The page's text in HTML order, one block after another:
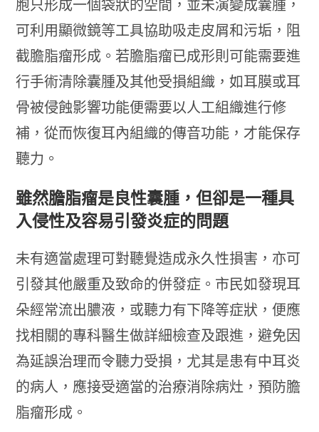
胞只形成一個袋狀的空間，並未演變成囊腫，
可利用顯微鏡等工具協助吸走皮屑和污垢，阻
截膽脂瘤形成。若膽脂瘤已成形則可能需要進
行手術清除囊腫及其他受損組織，如耳膜或耳
骨被侵蝕影響功能便需要以人工組織進行修
補，從而恢復耳內組織的傳音功能，才能保存
聽力。
雖然膽脂瘤是良性囊腫，但卻是一種具
入侵性及容易引發炎症的問題
未有適當處理可對聽覺造成永久性損害，亦可
引發其他嚴重及致命的併發症。市民如發現耳
朵經常流出膿液，或聽力有下降等症狀，便應
找相關的專科醫生做詳細檢查及跟進，避免因
為延誤治理而令聽力受損，尤其是患有中耳炎
的病人，應接受適當的治療消除病灶，預防膽
脂瘤形成。